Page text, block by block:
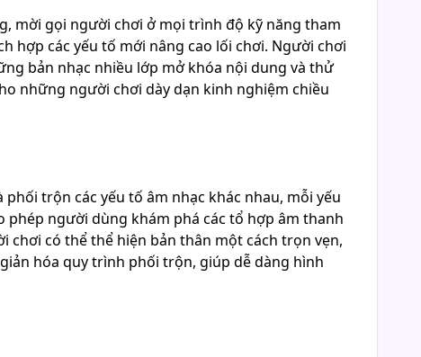
mời gọi người chơi ở mọi trình độ kỹ năng tham
hợp các yếu tố mới nâng cao lối chơi. Người chơi
bản nhạc nhiều lớp mở khóa nội dung và thử
những người chơi dày dạn kinh nghiệm chiều
trộn các yếu tố âm nhạc khác nhau, mỗi yếu
người dùng khám phá các tổ hợp âm thanh
chơi có thể thể hiện bản thân một cách trọn vẹn,
hóa quy trình phối trộn, giúp dễ dàng hình